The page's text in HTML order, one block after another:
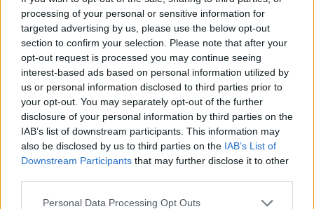
processing of your personal or sensitive information for
targeted advertising by us, please use the below opt-out
section to confirm your selection. Please note that after your
opt-out request is processed you may continue seeing
interest-based ads based on personal information utilized by
us or personal information disclosed to third parties prior to
your opt-out. You may separately opt-out of the further
disclosure of your personal information by third parties on the
IAB’s list of downstream participants. This information may
also be disclosed by us to third parties on the IAB’s List of
Downstream Participants that may further disclose it to other
Personal Data Processing Opt Outs